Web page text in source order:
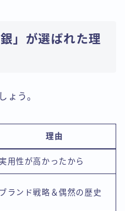
」が選ばれた理
ょう。
理由
用性が高かったから
ブランド戦略＆偶然の歴史